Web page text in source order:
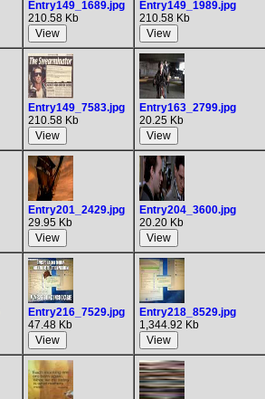
Entry149_1689.jpg
210.58 Kb
Entry149_1989.jpg
210.58 Kb
Entry149_7583.jpg
210.58 Kb
Entry163_2799.jpg
20.25 Kb
Entry201_2429.jpg
29.95 Kb
Entry204_3600.jpg
20.20 Kb
Entry216_7529.jpg
47.48 Kb
Entry218_8529.jpg
1,344.92 Kb